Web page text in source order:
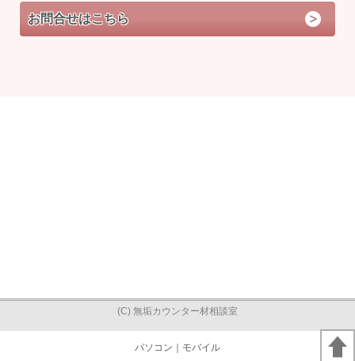
お問合せはこちら
(C) 無垢カウンター材相談室
パソコン ｜モバイル